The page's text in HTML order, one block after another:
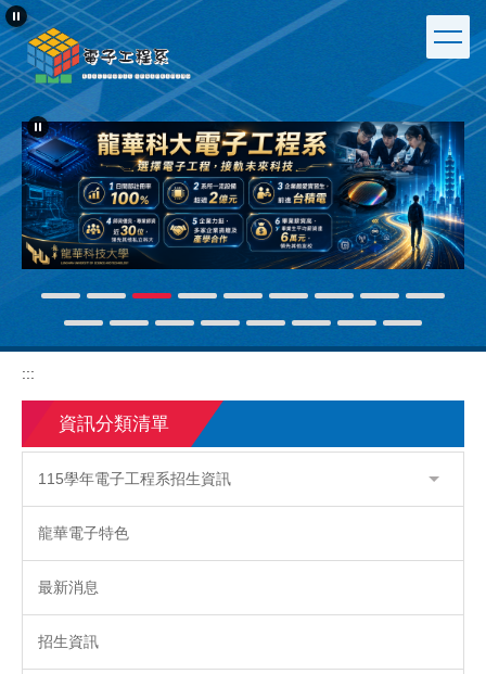
跳
到
主
要
內
容
區
:::
資訊分類清單
115學年電子工程系招生資訊
龍華電子特色
最新消息
招生資訊